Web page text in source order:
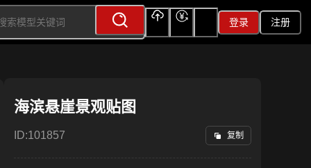
登录 注册
海滨悬崖景观贴图
ID:101857 复制